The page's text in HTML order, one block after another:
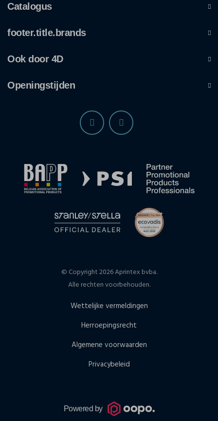
Catalogus
footer.title.brands
Ook door 4D
Openingstijden
© Copyright 2026 Aprintex bvba.
Alle rechten voorbehouden.
Wettelijke vermeldingen
Herroepingsrecht
Algemene voorwaarden
Privacybeleid
Powered by